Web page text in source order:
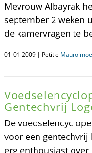
Mevrouw Albayrak
september 2 weken
de kamervragen te
01-01-2009 | Petitie Mauro
Gentechvrij
De
voor een gentechvrij
erg enthousiast